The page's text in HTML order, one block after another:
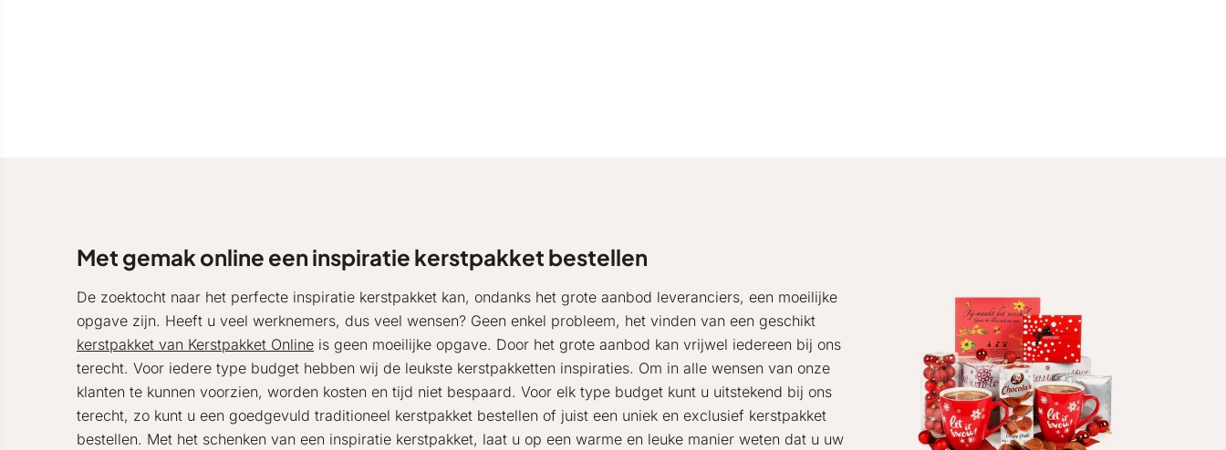
Met gemak online een inspiratie kerstpakket bestellen
De zoektocht naar het perfecte inspiratie kerstpakket kan, ondanks het grote aanbod leveranciers, een moeilijke
opgave zijn. Heeft u veel werknemers, dus veel wensen? Geen enkel probleem, het vinden van een geschikt
kerstpakket van Kerstpakket Online is geen moeilijke opgave. Door het grote aanbod kan vrijwel iedereen bij ons
terecht. Voor iedere type budget hebben wij de leukste kerstpakketten inspiraties. Om in alle wensen van onze
klanten te kunnen voorzien, worden kosten en tijd niet bespaard. Voor elk type budget kunt u uitstekend bij ons
terecht, zo kunt u een goedgevuld traditioneel kerstpakket bestellen of juist een uniek en exclusief kerstpakket
bestellen. Met het schenken van een inspiratie kerstpakket, laat u op een warme en leuke manier weten dat u uw